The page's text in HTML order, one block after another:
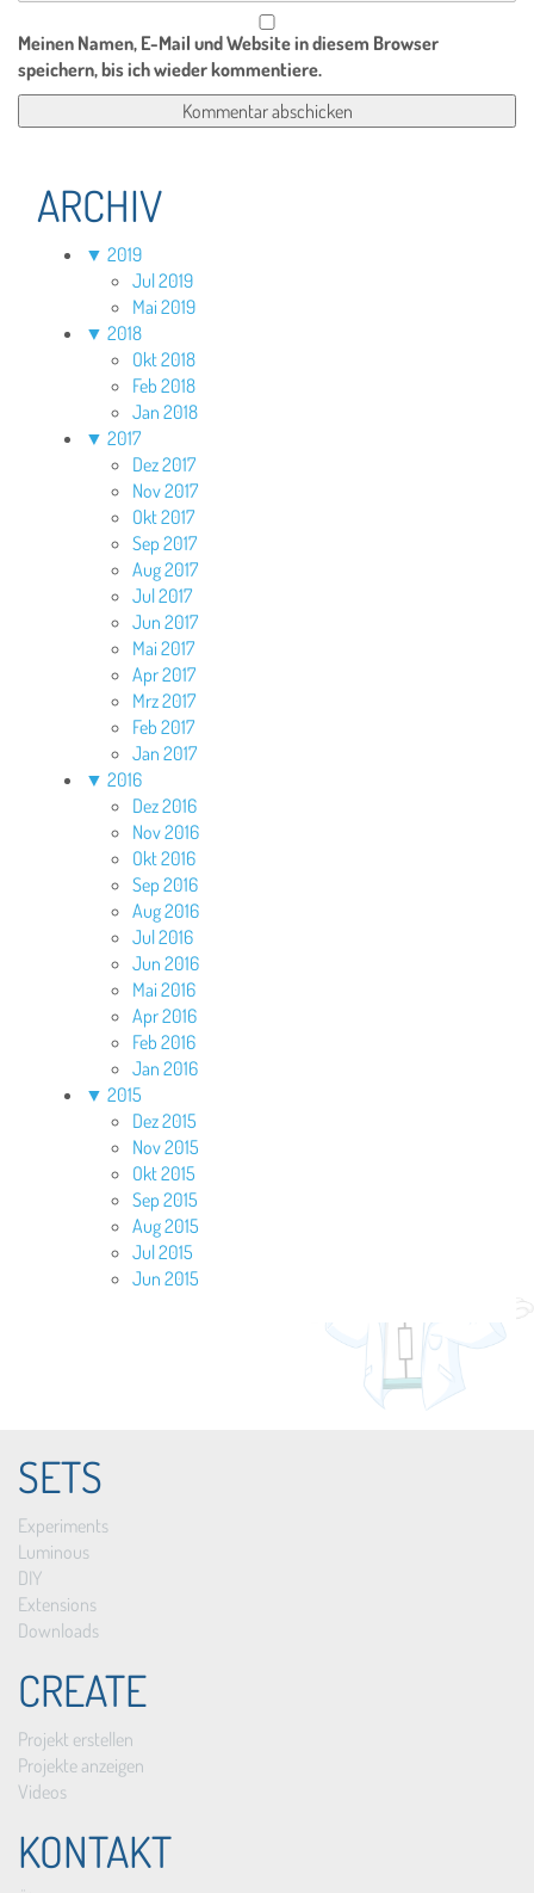
Meinen Namen, E-Mail und Website in diesem Browser
speichern, bis ich wieder kommentiere.
ARCHIV
▼ 2019
Jul 2019
Mai 2019
▼ 2018
Okt 2018
Feb 2018
Jan 2018
▼ 2017
Dez 2017
Nov 2017
Okt 2017
Sep 2017
Aug 2017
Jul 2017
Jun 2017
Mai 2017
Apr 2017
Mrz 2017
Feb 2017
Jan 2017
▼ 2016
Dez 2016
Nov 2016
Okt 2016
Sep 2016
Aug 2016
Jul 2016
Jun 2016
Mai 2016
Apr 2016
Feb 2016
Jan 2016
▼ 2015
Dez 2015
Nov 2015
Okt 2015
Sep 2015
Aug 2015
Jul 2015
Jun 2015
SETS
Experiments
Luminous
DIY
Extensions
Downloads
CREATE
Projekt erstellen
Projekte anzeigen
Videos
KONTAKT